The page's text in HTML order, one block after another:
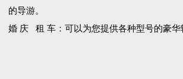
的导游。
婚 庆 租 车：可以为您提供各种型号的豪华